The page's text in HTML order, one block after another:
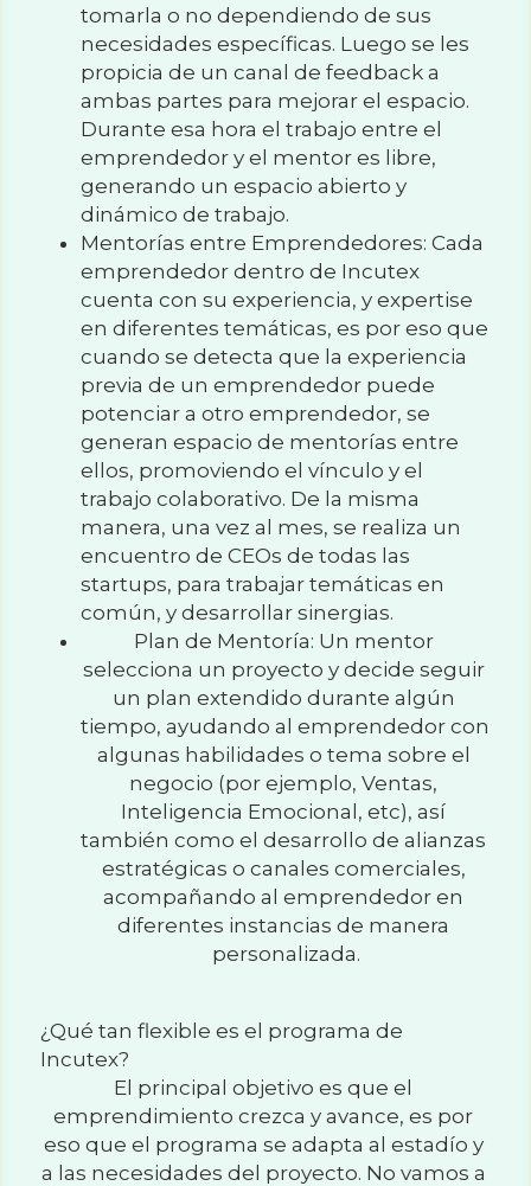
tomarla o no dependiendo de sus
necesidades específicas. Luego se les
propicia de un canal de feedback a
ambas partes para mejorar el espacio.
Durante esa hora el trabajo entre el
emprendedor y el mentor es libre,
generando un espacio abierto y
dinámico de trabajo.
Mentorías entre Emprendedores: Cada
emprendedor dentro de Incutex
cuenta con su experiencia, y expertise
en diferentes temáticas, es por eso que
cuando se detecta que la experiencia
previa de un emprendedor puede
potenciar a otro emprendedor, se
generan espacio de mentorías entre
ellos, promoviendo el vínculo y el
trabajo colaborativo. De la misma
manera, una vez al mes, se realiza un
encuentro de CEOs de todas las
startups, para trabajar temáticas en
común, y desarrollar sinergias.
Plan de Mentoría: Un mentor
selecciona un proyecto y decide seguir
un plan extendido durante algún
tiempo, ayudando al emprendedor con
algunas habilidades o tema sobre el
negocio (por ejemplo, Ventas,
Inteligencia Emocional, etc), así
también como el desarrollo de alianzas
estratégicas o canales comerciales,
acompañando al emprendedor en
diferentes instancias de manera
personalizada.
¿Qué tan flexible es el programa de
Incutex?
El principal objetivo es que el
emprendimiento crezca y avance, es por
eso que el programa se adapta al estadío y
a las necesidades del proyecto. No vamos a